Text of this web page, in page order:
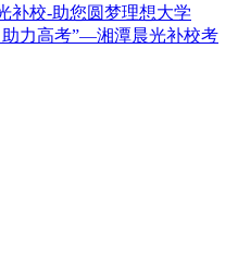
补校-助您圆梦理想大学
助力高考”—湘潭晨光补校考